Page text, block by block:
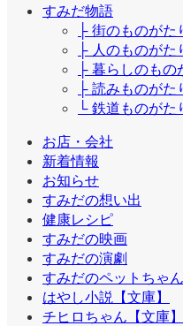
すみだ物語
├ 街のものがた
├ 人のものがた
├ 暮らしのもの
├ 読みものがた
└ 鉄道ものがた
お店・会社
新着情報
お知らせ
すみだの想い出
健康レシピ
すみだの映画
すみだの演劇
すみだのペットちゃん
はやし小説【文庫】
チヒロちゃん【文庫】